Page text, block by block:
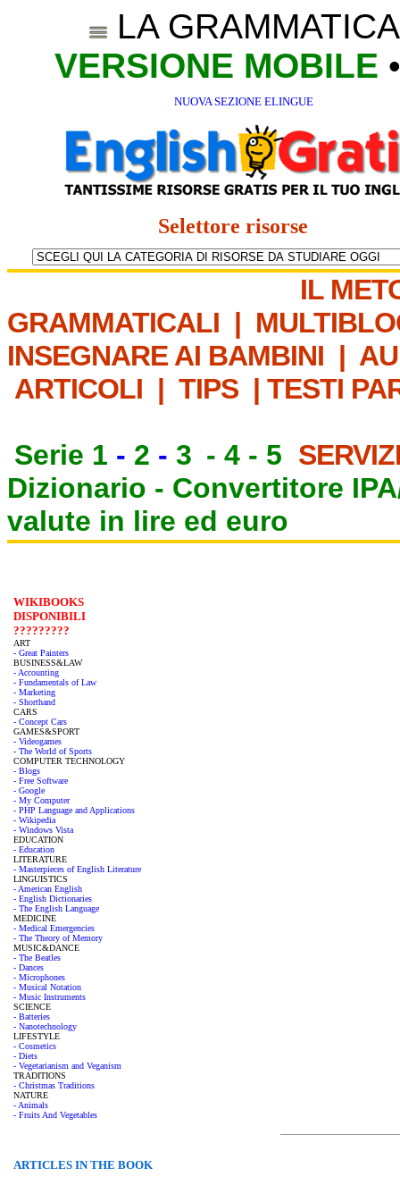
LA
VERSIONE MOBILE
NUOVA SEZIONE ELINGUE
Selettore risorse
IL
GRAMMATICALI |
INSEGNARE AI BAMBINI |
ARTICOLI | TIPS | TESTI
Serie 1 - 2 - 3 - 4 - 5
Dizionario - Convertitore
valute in lire ed euro
WIKIBOOKS
DISPONIBILI
?????????
ART
- Great Painters
BUSINESS&LAW
- Accounting
- Fundamentals of Law
- Marketing
- Shorthand
CARS
- Concept Cars
GAMES&SPORT
- Videogames
- The World of Sports
COMPUTER TECHNOLOGY
- Blogs
- Free Software
- Google
- My Computer
- PHP Language and Applications
- Wikipedia
- Windows Vista
EDUCATION
- Education
LITERATURE
- Masterpieces of English Literature
LINGUISTICS
- American English
- English Dictionaries
- The English Language
MEDICINE
- Medical Emergencies
- The Theory of Memory
MUSIC&DANCE
- The Beatles
- Dances
- Microphones
- Musical Notation
- Music Instruments
SCIENCE
- Batteries
- Nanotechnology
LIFESTYLE
- Cosmetics
- Diets
- Vegetarianism and Veganism
TRADITIONS
- Christmas Traditions
NATURE
- Animals
- Fruits And Vegetables
ARTICLES IN THE BOOK